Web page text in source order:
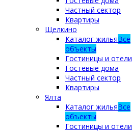
Частный сектор
Квартиры
Щелкино
Каталог жильяВсе
объекты
Гостиницы и отели
Гостевые дома
Частный сектор
Квартиры
Ялта
Каталог жильяВсе
объекты
Гостиницы и отели